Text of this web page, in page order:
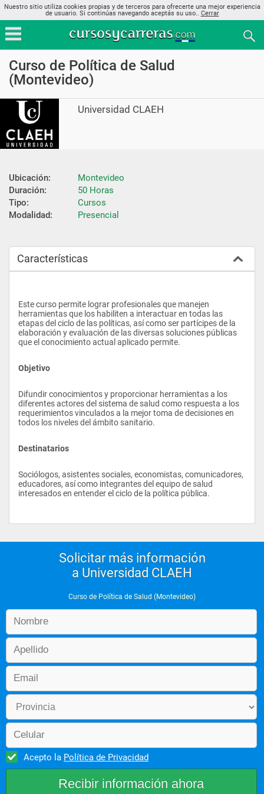
Nuestro sitio utiliza cookies propias y de terceros para ofrecerte una mejor experiencia
de usuario. Si continúas navegando aceptás su uso.. Cerrar
Curso de Política de Salud
(Montevideo)
Universidad CLAEH
Ubicación:
Montevideo
Duración:
50 Horas
Tipo:
Cursos
Modalidad:
Presencial
Características
Este curso permite lograr profesionales que manejen
herramientas que los habiliten a interactuar en todas las
etapas del ciclo de las políticas, así como ser partícipes de la
elaboración y evaluación de las diversas soluciones públicas
que el conocimiento actual aplicado permite.
Objetivo
Difundir conocimientos y proporcionar herramientas a los
diferentes actores del sistema de salud como respuesta a los
requerimientos vinculados a la mejor toma de decisiones en
todos los niveles del ámbito sanitario.
Destinatarios
Sociólogos, asistentes sociales, economistas, comunicadores,
educadores, así como integrantes del equipo de salud
interesados en entender el ciclo de la política pública.
Solicitar más información
a Universidad CLAEH
Curso de Política de Salud (Montevideo)
Acepto la Política de Privacidad